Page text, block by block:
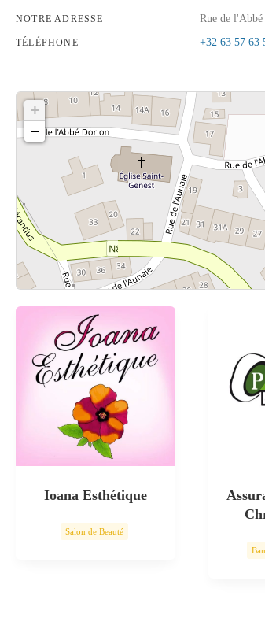
NOTRE ADRESSE Rue de
TÉLÉPHONE +32 63 57 63
+
−
Ioana Esthétique
Salon de Beauté